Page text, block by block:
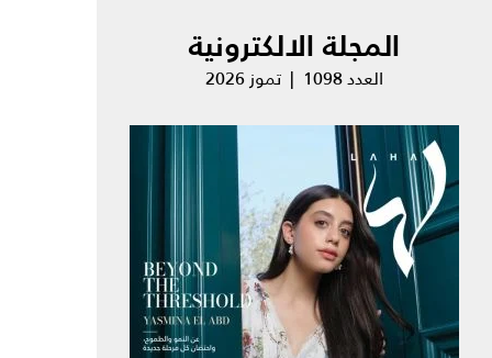
المجلة الالكترونية
العدد 1098 | تموز 2026